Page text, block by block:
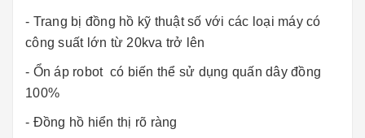
- Trang bị đồng hồ kỹ thuật số với các loại máy có
công suất lớn từ 20kva trở lên
- Ổn áp robot có biến thể sử dụng quấn dây đồng
100%
- Đồng hồ hiển thị rõ ràng